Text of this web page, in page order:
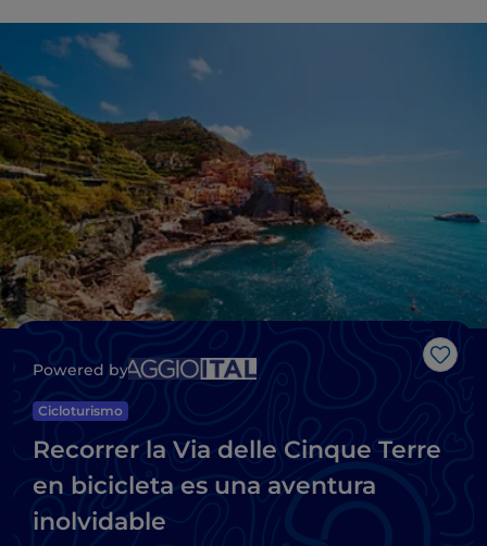
Me
Powered by
Cicloturismo
Recorrer la Via delle Cinque Terre
en bicicleta es una aventura
inolvidable